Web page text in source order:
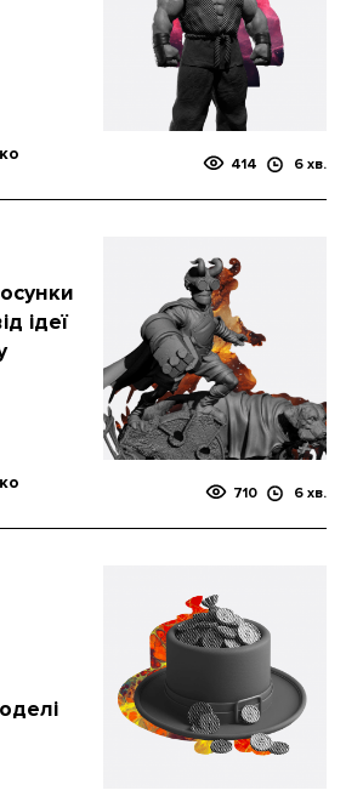
414 6 хв.
ідеї
710 6 хв.